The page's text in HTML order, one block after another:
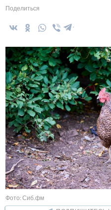
Поделиться
Фото: Сиб.фм